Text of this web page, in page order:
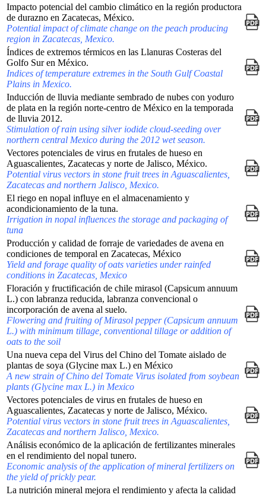
Impacto potencial del cambio climático en la región productora
de durazno en Zacatecas, México.
Potential impact of climate change on the peach producing
region in Zacatecas, Mexico.
Índices de extremos térmicos en las Llanuras Costeras del
Golfo Sur en México.
Indices of temperature extremes in the South Gulf Coastal
Plains in Mexico.
Inducción de lluvia mediante sembrado de nubes con yoduro
de plata en la región norte-centro de México en la temporada
de lluvia 2012.
Stimulation of rain using silver iodide cloud-seeding over
northern central Mexico during the 2012 wet season.
Vectores potenciales de virus en frutales de hueso en
Aguascalientes, Zacatecas y norte de Jalisco, México.
Potential virus vectors in stone fruit trees in Aguascalientes,
Zacatecas and northern Jalisco, Mexico.
El riego en nopal influye en el almacenamiento y
acondicionamiento de la tuna.
Irrigation in nopal influences the storage and packaging of
tuna
Producción y calidad de forraje de variedades de avena en
condiciones de temporal en Zacatecas, México
Yield and forage quality of oats varieties under rainfed
conditions in Zacatecas, Mexico
Floración y fructificación de chile mirasol (Capsicum annuum
L.) con labranza reducida, labranza convencional o
incorporación de avena al suelo.
Flowering and fruiting of Mirasol pepper (Capsicum annuum
L.) with minimum tillage, conventional tillage or addition of
oats to the soil
Una nueva cepa del Virus del Chino del Tomate aislado de
plantas de soya (Glycine max L.) en México
A new strain of Chino del Tomate Virus isolated from soybean
plants (Glycine max L.) in Mexico
Vectores potenciales de virus en frutales de hueso en
Aguascalientes, Zacatecas y norte de Jalisco, México.
Potential virus vectors in stone fruit trees in Aguascalientes,
Zacatecas and northern Jalisco, Mexico.
Análisis económico de la aplicación de fertilizantes minerales
en el rendimiento del nopal tunero.
Economic analysis of the application of mineral fertilizers on
the yield of prickly pear.
La nutrición mineral mejora el rendimiento y afecta la calidad